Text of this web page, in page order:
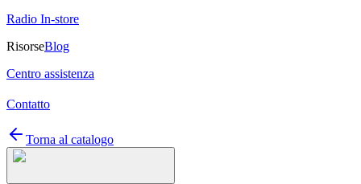
Radio In-store
RisorseBlog
Centro assistenza
Contatto
Torna al catalogo